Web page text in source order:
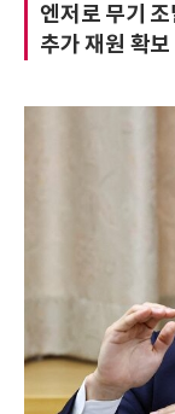
엔저로 무기
추가 재원 확보